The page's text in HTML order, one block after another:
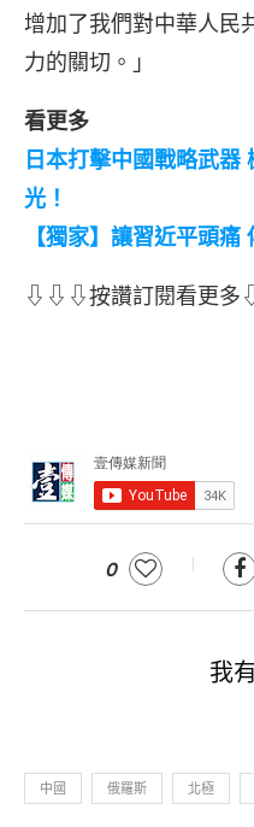
增加了我們對中華人民
力的關切。」
看更多
日本打擊中國戰略武器
光！
【獨家】讓習近平頭
⇩⇩⇩按讚訂閱看更
0
我
中國 俄羅斯 北極